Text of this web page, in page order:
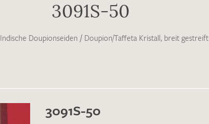
3091S-50
Indische Doupionseiden / Doupion/Taffeta Kristall, breit gestreift
3091S-50